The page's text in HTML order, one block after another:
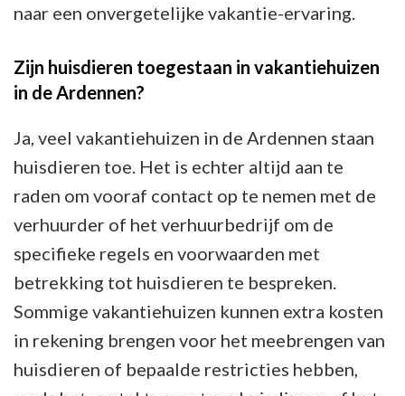
naar een onvergetelijke vakantie-ervaring.
Zijn huisdieren toegestaan ​​in vakantiehuizen
in de Ardennen?
Ja, veel vakantiehuizen in de Ardennen staan
huisdieren toe. Het is echter altijd aan te
raden om vooraf contact op te nemen met de
verhuurder of het verhuurbedrijf om de
specifieke regels en voorwaarden met
betrekking tot huisdieren te bespreken.
Sommige vakantiehuizen kunnen extra kosten
in rekening brengen voor het meebrengen van
huisdieren of bepaalde restricties hebben,